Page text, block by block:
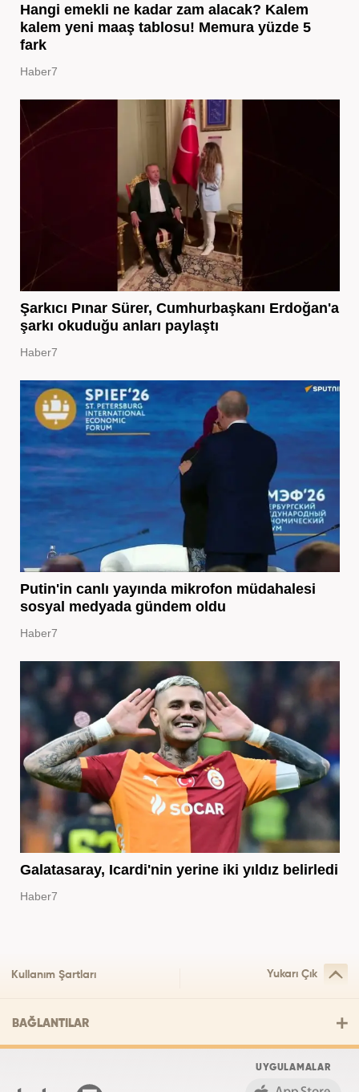
Hangi emekli ne kadar zam alacak? Kalem
kalem yeni maaş tablosu! Memura yüzde 5
fark
Haber7
Şarkıcı Pınar Sürer, Cumhurbaşkanı Erdoğan'a
şarkı okuduğu anları paylaştı
Haber7
Putin'in canlı yayında mikrofon müdahalesi
sosyal medyada gündem oldu
Haber7
Galatasaray, Icardi'nin yerine iki yıldız belirledi
Haber7
Kullanım Şartları Yukarı Çık
BAĞLANTILAR
UYGULAMALAR